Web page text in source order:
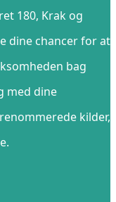
180, Krak og
dine chancer for at
bag
med dine
kilder,